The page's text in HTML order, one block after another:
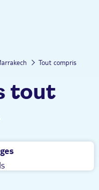
Tout compris
tout